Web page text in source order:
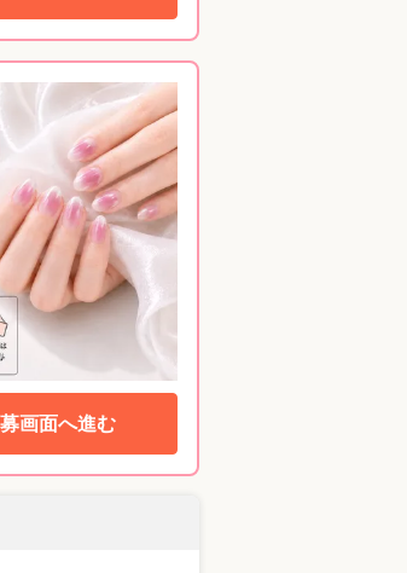
画面へ進む